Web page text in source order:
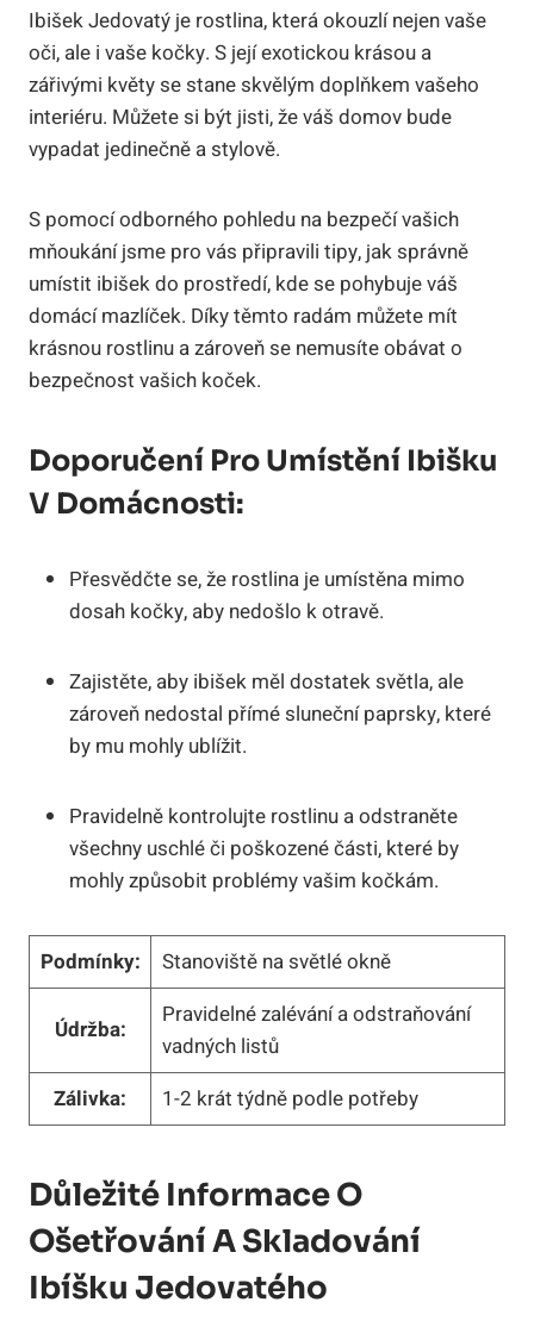
Ibišek Jedovatý je rostlina, která okouzlí nejen vaše
oči, ale i vaše kočky. S její exotickou krásou a
zářivými květy se stane skvělým doplňkem vašeho
interiéru. Můžete si být jisti, že váš domov bude
vypadat jedinečně a stylově.
S pomocí odborného pohledu na bezpečí vašich
mňoukání jsme pro vás připravili tipy, jak správně
umístit ibišek do prostředí, kde se pohybuje váš
domácí mazlíček. Díky těmto radám můžete mít
krásnou rostlinu a zároveň se nemusíte obávat o
bezpečnost vašich koček.
Doporučení Pro Umístění Ibišku
V Domácnosti:
Přesvědčte se, že rostlina je umístěna mimo
dosah kočky, aby nedošlo k otravě.
Zajistěte, aby ibišek měl dostatek světla, ale
zároveň nedostal přímé sluneční paprsky, které
by mu mohly ublížit.
Pravidelně kontrolujte rostlinu a odstraněte
všechny uschlé či poškozené části, které by
mohly způsobit problémy vašim kočkám.
Podmínky: Stanoviště na světlé okně
Údržba:
Pravidelné zalévání a odstraňování
vadných listů
Zálivka:
1-2 krát týdně podle potřeby
Důležité Informace O
Ošetřování A Skladování
Ibíšku Jedovatého